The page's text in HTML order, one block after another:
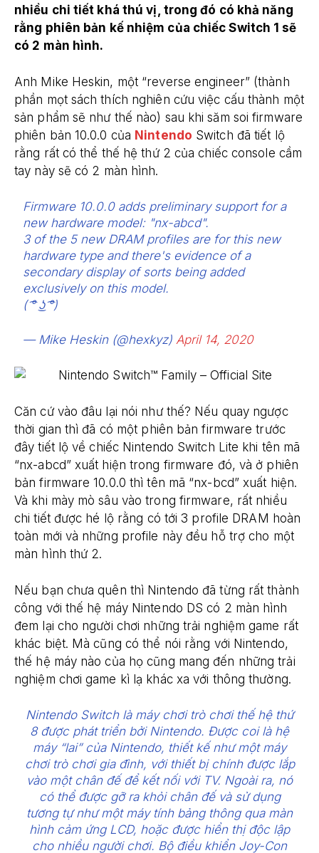
nhiều chi tiết khá thú vị, trong đó có khả năng
rằng phiên bản kế nhiệm của chiếc Switch 1 sẽ
có 2 màn hình.
Anh Mike Heskin, một “reverse engineer” (thành
phần mọt sách thích nghiên cứu việc cấu thành một
sản phẩm sẽ như thế nào) sau khi săm soi firmware
phiên bản 10.0.0 của Nintendo Switch đã tiết lộ
rằng rất có thể thế hệ thứ 2 của chiếc console cầm
tay này sẽ có 2 màn hình.
Firmware 10.0.0 adds preliminary support for a
new hardware model: "nx-abcd".
3 of the 5 new DRAM profiles are for this new
hardware type and there's evidence of a
secondary display of sorts being added
exclusively on this model.
( ͡° ͜ʖ ͡°)
— Mike Heskin (@hexkyz) April 14, 2020
Căn cứ vào đâu lại nói như thế? Nếu quay ngược
thời gian thì đã có một phiên bản firmware trước
đây tiết lộ về chiếc Nintendo Switch Lite khi tên mã
“nx-abcd” xuất hiện trong firmware đó, và ở phiên
bản firmware 10.0.0 thì tên mã “nx-bcd” xuất hiện.
Và khi mày mò sâu vào trong firmware, rất nhiều
chi tiết được hé lộ rằng có tới 3 profile DRAM hoàn
toàn mới và những profile này đều hỗ trợ cho một
màn hình thứ 2.
Nếu bạn chưa quên thì Nintendo đã từng rất thành
công với thế hệ máy Nintendo DS có 2 màn hình
đem lại cho người chơi những trải nghiệm game rất
khác biệt. Mà cũng có thể nói rằng với Nintendo,
thế hệ máy nào của họ cũng mang đến những trải
nghiệm chơi game kì lạ khác xa với thông thường.
Nintendo Switch là máy chơi trò chơi thế hệ thứ
8 được phát triển bởi Nintendo. Được coi là hệ
máy “lai” của Nintendo, thiết kế như một máy
chơi trò chơi gia đình, với thiết bị chính được lắp
vào một chân đế để kết nối với TV. Ngoài ra, nó
có thể được gỡ ra khỏi chân đế và sử dụng
tương tự như một máy tính bảng thông qua màn
hình cảm ứng LCD, hoặc được hiển thị độc lập
cho nhiều người chơi. Bộ điều khiển Joy-Con